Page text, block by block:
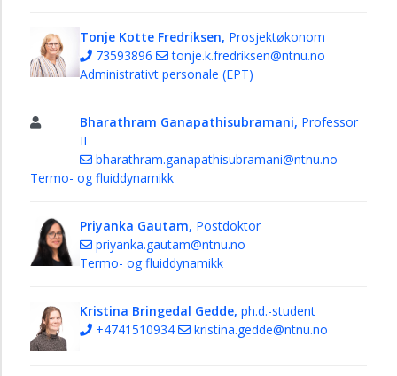
Tonje Kotte Fredriksen, Prosjektøkonom
73593896
tonje.k.fredriksen@ntnu.no
Administrativt personale (EPT)
Bharathram Ganapathisubramani, Professor
II
bharathram.ganapathisubramani@ntnu.no
Termo- og fluiddynamikk
Priyanka Gautam, Postdoktor
priyanka.gautam@ntnu.no
Termo- og fluiddynamikk
Kristina Bringedal Gedde, ph.d.-student
+4741510934
kristina.gedde@ntnu.no